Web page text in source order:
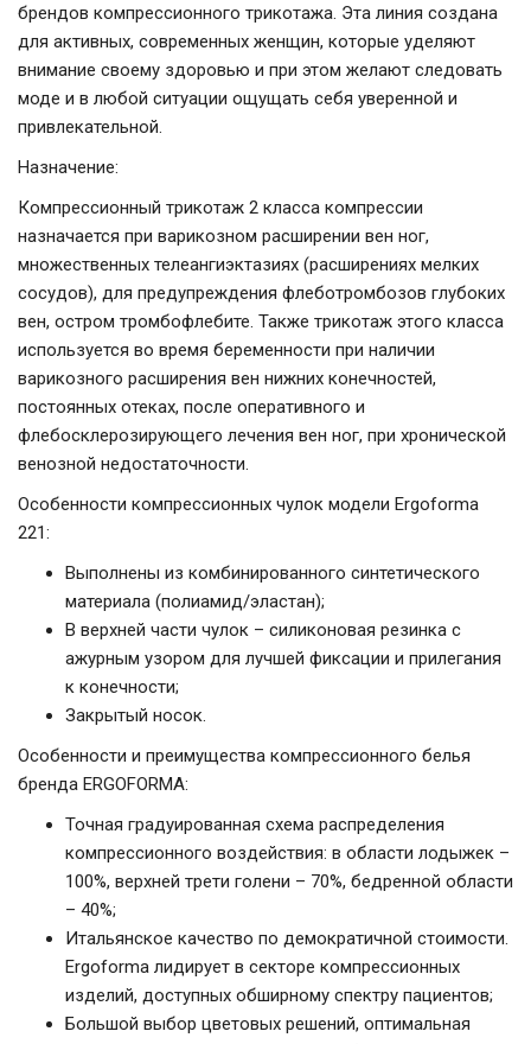
брендов компрессионного трикотажа. Эта линия создана
для активных, современных женщин, которые уделяют
внимание своему здоровью и при этом желают следовать
моде и в любой ситуации ощущать себя уверенной и
привлекательной.
Назначение:
Компрессионный трикотаж 2 класса компрессии
назначается при варикозном расширении вен ног,
множественных телеангиэктазиях (расширениях мелких
сосудов), для предупреждения флеботромбозов глубоких
вен, остром тромбофлебите. Также трикотаж этого класса
используется во время беременности при наличии
варикозного расширения вен нижних конечностей,
постоянных отеках, после оперативного и
флебосклерозирующего лечения вен ног, при хронической
венозной недостаточности.
Особенности компрессионных чулок модели Ergoforma
221:
Выполнены из комбинированного синтетического
материала (полиамид/эластан);
В верхней части чулок – силиконовая резинка с
ажурным узором для лучшей фиксации и прилегания
к конечности;
Закрытый носок.
Особенности и преимущества компрессионного белья
бренда ERGOFORMA:
Точная градуированная схема распределения
компрессионного воздействия: в области лодыжек –
100%, верхней трети голени – 70%, бедренной области
– 40%;
Итальянское качество по демократичной стоимости.
Ergoforma лидирует в секторе компрессионных
изделий, доступных обширному спектру пациентов;
Большой выбор цветовых решений, оптимальная